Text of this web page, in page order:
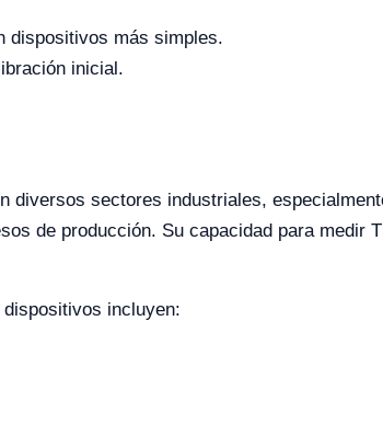
dispositivos más simples.
inicial.
diversos sectores industriales,
de producción. Su capacidad para medir
incluyen: